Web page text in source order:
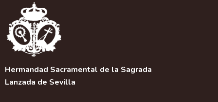
Hermandad Sacramental de la Sagrada
Lanzada de Sevilla